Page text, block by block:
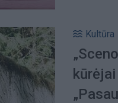
Kultūra